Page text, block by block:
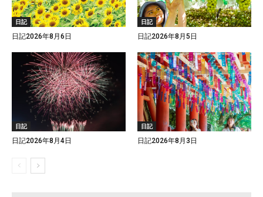
日記
日記2026年8月6日
日記
日記2026年8月5日
日記
日記2026年8月4日
日記
日記2026年8月3日